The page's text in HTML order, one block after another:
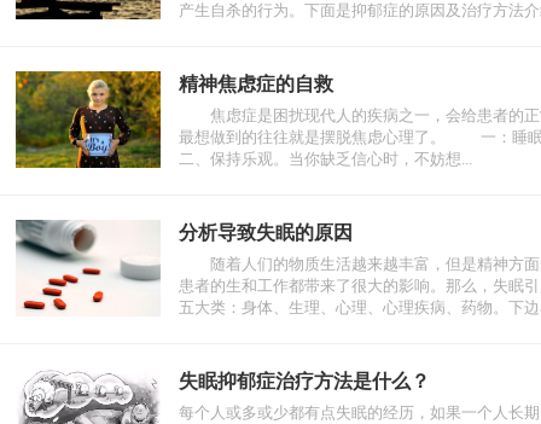
产生自杀的行为。下面是抑郁症的原因及治疗方法介
精神焦虑症的自救
焦虑症是困扰现代人的疾病之一，会给患者的正
最想做到的往往就是摆脱焦虑心理了。 一：睡
二、保持乐观。当你缺乏信心时，不妨想...
分析导致失眠的原因
随着人们的物质生活越来越丰富，但是精神方面
患者的生和工作都带来了很大的影响。那么，失眠
五大类：身体、生理、心理、心理疾病、药物。下
失眠抑郁症治疗方法是什么？
每个人或多或少都有点失眠的经历，如果一个人长